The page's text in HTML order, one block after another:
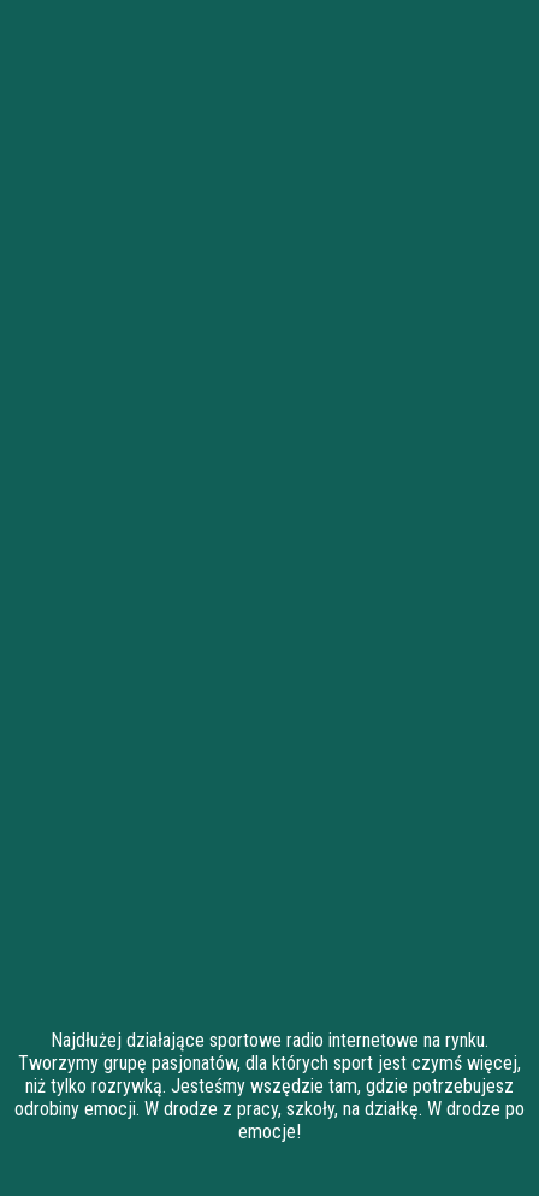
Najdłużej działające sportowe radio internetowe na rynku.
Tworzymy grupę pasjonatów, dla których sport jest czymś więcej,
niż tylko rozrywką. Jesteśmy wszędzie tam, gdzie potrzebujesz
odrobiny emocji. W drodze z pracy, szkoły, na działkę. W drodze po
emocje!